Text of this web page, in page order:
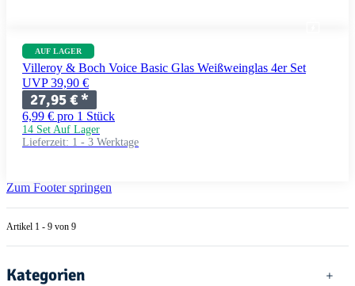
AUF LAGER
Villeroy & Boch Voice Basic Glas Weißweinglas 4er Set
UVP 39,90 €
27,95 €*
6,99 € pro 1 Stück
14 Set Auf Lager
Lieferzeit: 1 - 3 Werktage
Zum Footer springen
Artikel 1 - 9 von 9
Kategorien